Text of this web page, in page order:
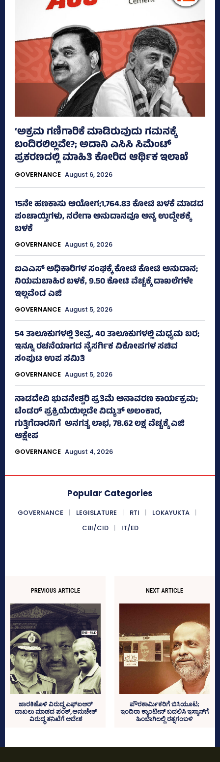
‘ಅಕ್ರಮ ಗಣಿಗಾರಿಕೆ ಮಾಡಿರುವುದು ಗಮನಕ್ಕೆ
ಬಂದಿರಲಿಲ್ಲವೇ?; ಅದಾನಿ ಎಸಿಸಿ ಸಿಮೆಂಟ್
ಪ್ರಕರಣದಲ್ಲಿ ಮಾಹಿತಿ ಕೋರಿದ ಆರ್ಥಿಕ ಇಲಾಖೆ
GOVERNANCE August 6, 2026
15ನೇ ಹಣಕಾಸು ಆಯೋಗ;1,764.83 ಕೋಟಿ ಬಳಕೆ ಮಾಡದ
ಪಂಚಾಯ್ತಿಗಳು, ನರೇಗಾ ಅನುದಾನವೂ ಅನ್ಯ ಉದ್ದೇಶಕ್ಕೆ
ಬಳಕೆ
GOVERNANCE August 6, 2026
ಐಎಎಸ್‌ ಅಧಿಕಾರಿಗಳ ಸಂಘಕ್ಕೆ ಕೋಟಿ ಕೋಟಿ ಅನುದಾನ;
ನಿಯಮಬಾಹಿರ ಬಳಕೆ, 9.50 ಕೋಟಿ ವೆಚ್ಚಕ್ಕೆ ದಾಖಲೆಗಳೇ
ಇಲ್ಲವೆಂದ ಎಜಿ
GOVERNANCE August 5, 2026
54 ತಾಲೂಕುಗಳಲ್ಲಿ ತೀವ್ರ, 40 ತಾಲೂಕುಗಳಲ್ಲಿ ಮಧ್ಯಮ ಬರ;
ಇನ್ನೂ ರಚನೆಯಾಗದ ನೈಸರ್ಗಿಕ ವಿಕೋಪಗಳ ಸಚಿವ
ಸಂಪುಟ ಉಪ ಸಮಿತಿ
GOVERNANCE August 5, 2026
ನಾಡದೇವಿ ಭುವನೇಶ್ವರಿ ಪ್ರತಿಮೆ ಅನಾವರಣ ಕಾರ್ಯಕ್ರಮ;
ಟೆಂಡರ್ ಪ್ರಕ್ರಿಯೆಯಿಲ್ಲದೇ ವಿದ್ಯುತ್‌ ಅಲಂಕಾರ,
ಗುತ್ತಿಗೆದಾರನಿಗೆ ಅನಗತ್ಯ ಲಾಭ, 78.62 ಲಕ್ಷ ವೆಚ್ಚಕ್ಕೆ ಎಜಿ
ಆಕ್ಷೇಪ
GOVERNANCE August 4, 2026
Popular Categories
GOVERNANCE LEGISLATURE RTI
LOKAYUKTA
CBI/CID
IT/ED
PREVIOUS ARTICLE
ಜಾರಕಿಹೊಳಿ ವಿರುದ್ಧ ಎಫ್‌ಐಆರ್‌
ದಾಖಲು ಮಾಡದ ಪಂತ್‌,ಅನುಚೇತ್‌
ವಿರುದ್ಧ ತನಿಖೆಗೆ ಆದೇಶ
NEXT ARTICLE
ಪೌರಕಾರ್ಮಿಕರಿಗೆ ಬಿಸಿಯೂಟ;
ಇಂದಿರಾ ಕ್ಯಾಂಟೀನ್‌ ಬದಲಿಸಿ ಇಸ್ಕಾನ್‌ಗೆ
ಹಿಂಬಾಗಿಲಲ್ಲಿ ರತ್ನಗಂಬಳಿ